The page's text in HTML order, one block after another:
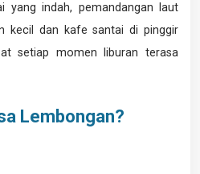
yang indah, pemandangan laut
kecil dan kafe santai di pinggir
setiap momen liburan terasa
Lembongan?